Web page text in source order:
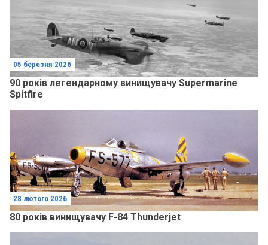
05 березня 2026
90 років легендарному винищувачу Supermarine
Spitfire
28 лютого 2026
80 років винищувачу F-84 Thunderjet